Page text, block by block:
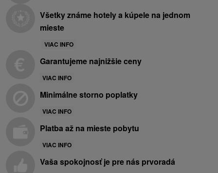
Všetky známe hotely a kúpele na jednom
mieste
VIAC INFO
Garantujeme najnižšie ceny
VIAC INFO
Minimálne storno poplatky
VIAC INFO
Platba až na mieste pobytu
VIAC INFO
Vaša spokojnosť je pre nás prvoradá